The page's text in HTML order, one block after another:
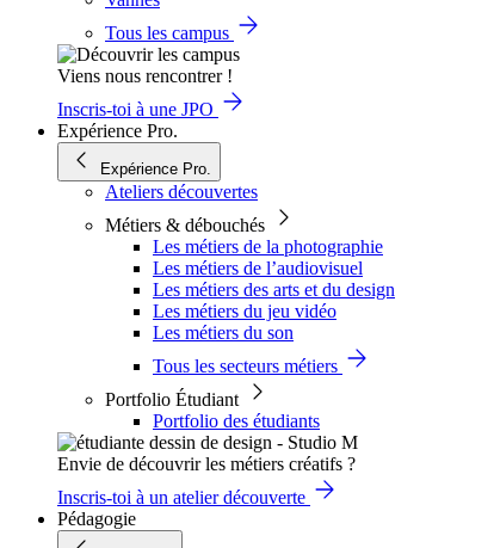
Tous les campus
Viens nous rencontrer !
Inscris-toi à une JPO
Expérience Pro.
Expérience Pro.
Ateliers découvertes
Métiers & débouchés
Les métiers de la photographie
Les métiers de l’audiovisuel
Les métiers des arts et du design
Les métiers du jeu vidéo
Les métiers du son
Tous les secteurs métiers
Portfolio Étudiant
Portfolio des étudiants
Envie de découvrir les métiers créatifs ?
Inscris-toi à un atelier découverte
Pédagogie